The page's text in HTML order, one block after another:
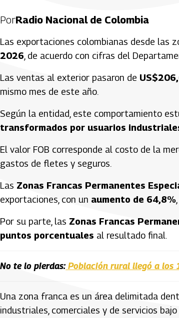
PorRadio Nacional de Colombia
Las exportaciones colombianas desde las
2026 , de acuerdo con cifras del
Las ventas al exterior pasaron de
mismo mes de este año.
Según la entidad, este comportamiento
transformados por usuarios
El valor FOB corresponde al costo de la
gastos de fletes y seguros.
Las Zonas Francas Permanentes
exportaciones, con un aumento de 64,8%
Por su parte, las Zonas Francas
puntos porcentuales al resultado final.
No te lo pierdas: Población rural llegó a los
Una zona franca es un área delimitada
industriales, comerciales y de servicios